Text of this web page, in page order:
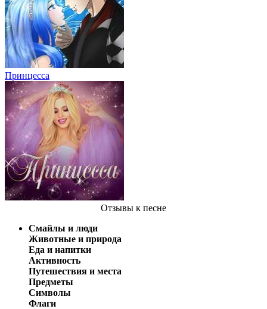
Принцесса
Отзывы к песне
Смайлы и люди
Животные и природа
Еда и напитки
Активность
Путешествия и места
Предметы
Символы
Флаги